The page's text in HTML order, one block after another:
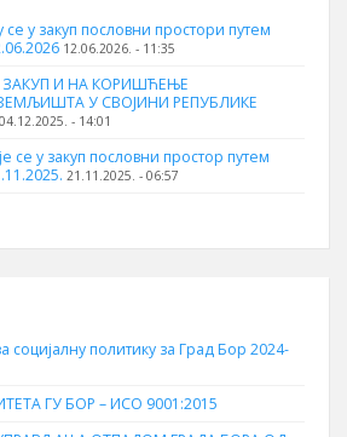
у закуп пословни простори путем
12.06.2026. - 11:35
И НА КОРИШЋЕЊЕ
У СВОЈИНИ РЕПУБЛИКЕ
04.12.2025. - 14:01
се у закуп пословни простор путем
21.11.2025. - 06:57
социјалну политику за Град Бор 2024-
ГУ БОР – ИСО 9001:2015